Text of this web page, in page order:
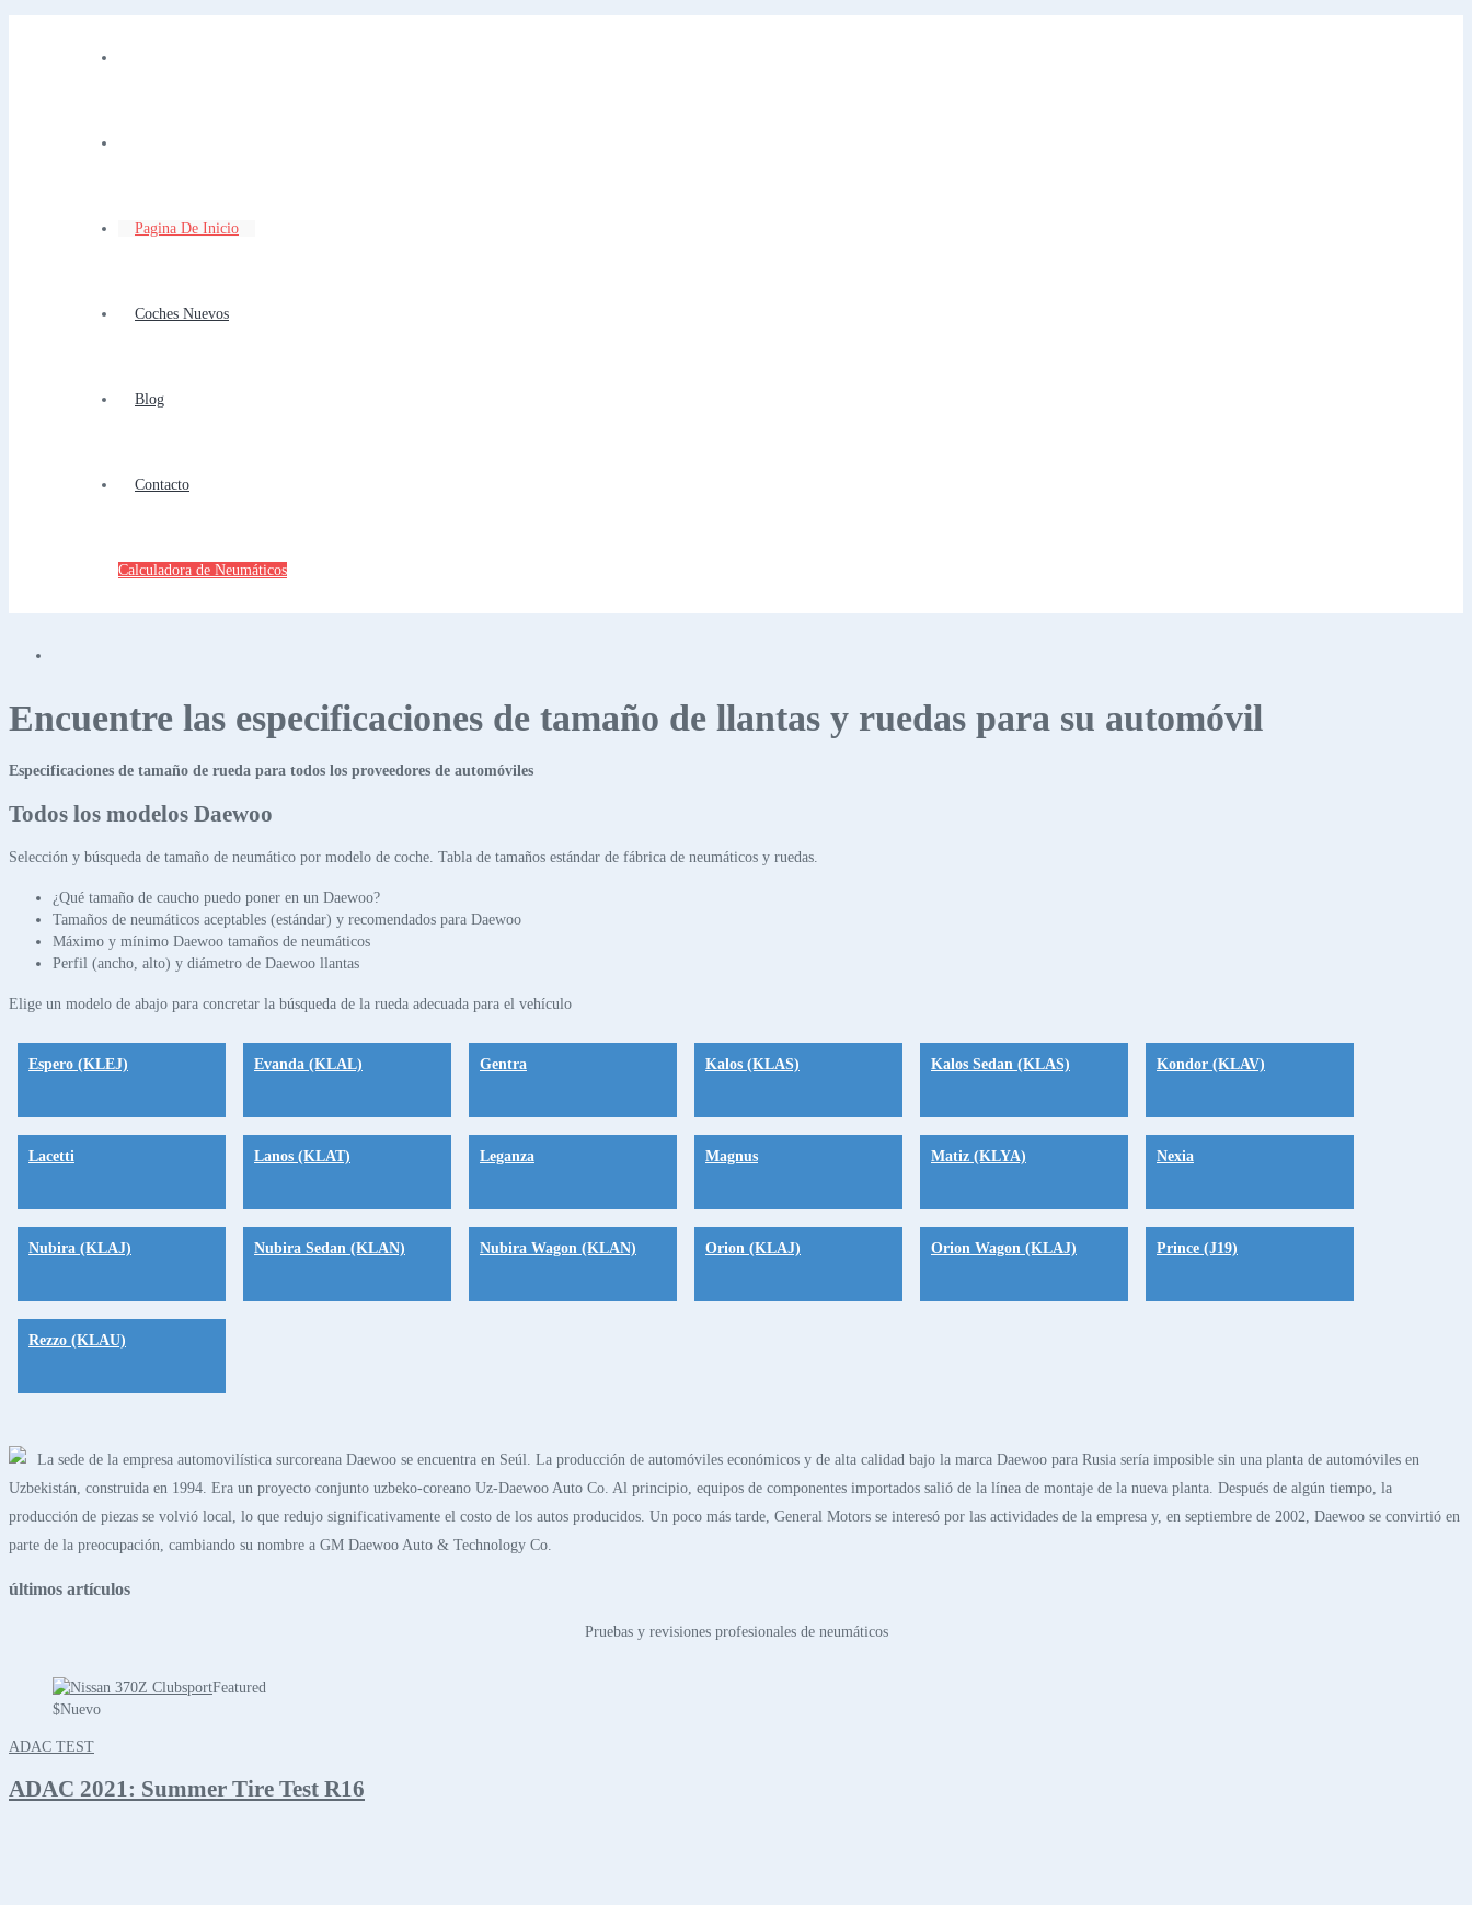
Pagina De Inicio
Coches Nuevos
Blog
Contacto
Calculadora de Neumáticos
Encuentre las especificaciones de tamaño de llantas y ruedas para su automóvil
Especificaciones de tamaño de rueda para todos los proveedores de automóviles
Todos los modelos Daewoo
Selección y búsqueda de tamaño de neumático por modelo de coche. Tabla de tamaños estándar de fábrica de neumáticos y ruedas.
¿Qué tamaño de caucho puedo poner en un Daewoo?
Tamaños de neumáticos aceptables (estándar) y recomendados para Daewoo
Máximo y mínimo Daewoo tamaños de neumáticos
Perfil (ancho, alto) y diámetro de Daewoo llantas
Elige un modelo de abajo para concretar la búsqueda de la rueda adecuada para el vehículo
Espero (KLEJ) Evanda (KLAL) Gentra Kalos (KLAS) Kalos Sedan (KLAS) Kondor (KLAV)
Lacetti Lanos (KLAT) Leganza Magnus Matiz (KLYA) Nexia
Nubira (KLAJ) Nubira Sedan (KLAN) Nubira Wagon (KLAN) Orion (KLAJ) Orion Wagon (KLAJ) Prince (J19)
Rezzo (KLAU)
La sede de la empresa automovilística surcoreana Daewoo se encuentra en Seúl. La producción de automóviles económicos y de alta calidad bajo la marca Daewoo para Rusia sería imposible sin una planta de automóviles en
Uzbekistán, construida en 1994. Era un proyecto conjunto uzbeko-coreano Uz-Daewoo Auto Co. Al principio, equipos de componentes importados salió de la línea de montaje de la nueva planta. Después de algún tiempo, la
producción de piezas se volvió local, lo que redujo significativamente el costo de los autos producidos. Un poco más tarde, General Motors se interesó por las actividades de la empresa y, en septiembre de 2002, Daewoo se convirtió en
parte de la preocupación, cambiando su nombre a GM Daewoo Auto & Technology Co.
últimos artículos
Pruebas y revisiones profesionales de neumáticos
Featured
$Nuevo
ADAC TEST
ADAC 2021: Summer Tire Test R16